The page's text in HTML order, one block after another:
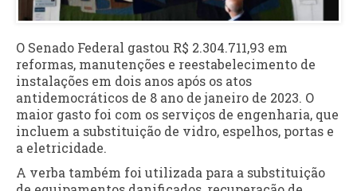
O Senado Federal gastou R$ 2.304.711,93 em
reformas, manutenções e reestabelecimento de
instalações em dois anos após os atos
antidemocráticos de 8 ano de janeiro de 2023. O
maior gasto foi com os serviços de engenharia, que
incluem a substituição de vidro, espelhos, portas e
a eletricidade.
A verba também foi utilizada para a substituição